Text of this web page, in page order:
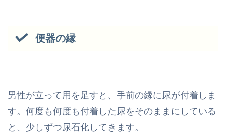
便器の縁
男性が立って用を足すと、手前の縁に尿が付着しま
す。何度も何度も付着した尿をそのままにしている
と、少しずつ尿石化してきます。